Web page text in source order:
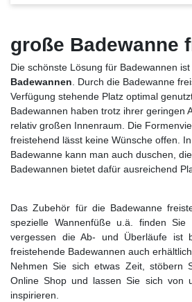
große Badewanne
Die schönste Lösung für Badewannen ist
Badewannen. Durch die Badewanne
Verfügung stehende Platz optimal
Badewannen haben trotz ihrer geringen
relativ großen Innenraum. Die
freistehend lässt keine Wünsche offen.
Badewanne kann man auch duschen,
Badewannen bietet dafür ausreichend
Das Zubehör für die Badewanne
spezielle Wannenfüße u.ä. finden
vergessen die Ab- und Überläufe ist
freistehende Badewannen auch
Nehmen Sie sich etwas Zeit, stöbern
Online Shop und lassen Sie sich von
inspirieren.